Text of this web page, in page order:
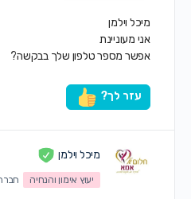
מיכל וילמן
אני מעוניינת
אפשר מספר טלפון שלך בבקשה?
עזר לך?
מיכל וילמן
יעוץ אימון והנחיה חברה